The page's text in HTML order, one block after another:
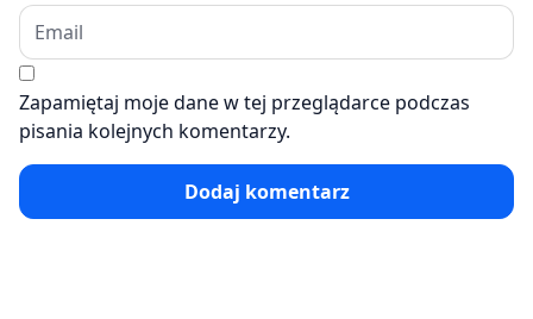
Zapamiętaj moje dane w tej przeglądarce podczas
pisania kolejnych komentarzy.
Dodaj komentarz